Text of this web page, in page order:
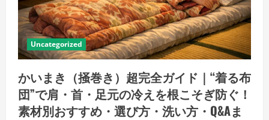
Uncategorized
かいまき（掻巻き）超完全ガイド｜“着る布
団”で肩・首・足元の冷えを根こそぎ防ぐ！
素材別おすすめ・選び方・洗い方・Q&Aま